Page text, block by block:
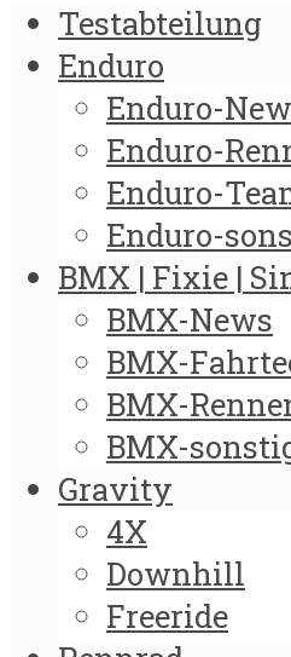
Testabteilung
Enduro
Enduro-
Enduro-
Enduro-
Enduro-
BMX | Fixie |
BMX-News
BMX-
BMX-
BMX-
Gravity
4X
Downhill
Freeride